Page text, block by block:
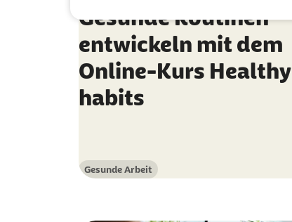
Gesunde Routinen
entwickeln mit dem
Online-Kurs Healthy
habits
Kategorie
Gesunde Arbeit